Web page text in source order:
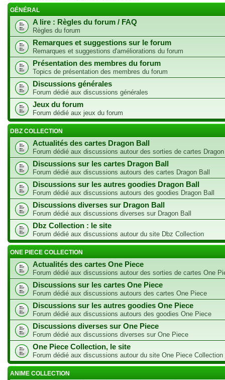
GÉNÉRAL
A lire : Règles du forum / FAQ
Règles du forum
Remarques et suggestions sur le forum
Remarques et suggestions d'améliorations du forum
Présentation des membres du forum
Topics de présentation des membres du forum
Discussions générales
Forum dédié aux discussions générales
Jeux du forum
Forum dédié aux jeux du forum
DBZ COLLECTION
Actualités des cartes Dragon Ball
Forum dédié aux discussions autour des sorties de cartes
Discussions sur les cartes Dragon Ball
Forum dédié aux discussions autours des cartes Dragon Ball
Discussions sur les autres goodies Dragon Ball
Forum dédié aux discussions autours des goodies Dragon Ball
Discussions diverses sur Dragon Ball
Forum dédié aux discussions diverses sur Dragon Ball
Dbz Collection : le site
Forum dédié aux discussions autour du site Dbz Collection
ONE PIECE COLLECTION
Actualités des cartes One Piece
Forum dédié aux discussions autour des sorties de cartes One
Discussions sur les cartes One Piece
Forum dédié aux discussions autours des cartes One Piece
Discussions sur les autres goodies One Piece
Forum dédié aux discussions autours des goodies One Piece
Discussions diverses sur One Piece
Forum dédié aux discussions diverses sur One Piece
One Piece Collection, le site
Forum dédié aux discussions autour du site One Piece Collection
ANIME COLLECTION